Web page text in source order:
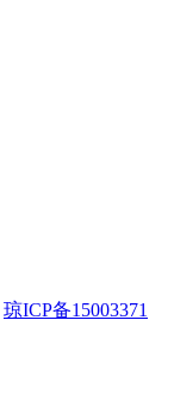
琼ICP备15003371